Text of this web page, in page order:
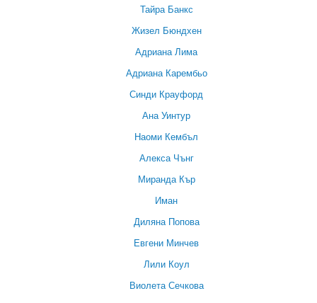
Тайра Банкс
Жизел Бюндхен
Адриана Лима
Адриана Карембьо
Синди Крауфорд
Ана Уинтур
Наоми Кембъл
Алекса Чънг
Миранда Кър
Иман
Диляна Попова
Евгени Минчев
Лили Коул
Виолета Сечкова